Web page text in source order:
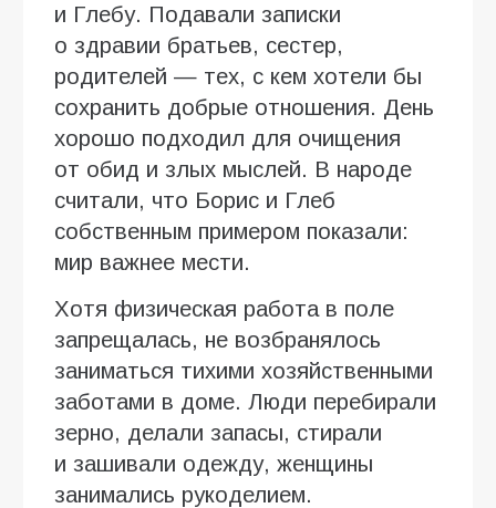
и Глебу. Подавали записки
о здравии братьев, сестер,
родителей — тех, с кем хотели бы
сохранить добрые отношения. День
хорошо подходил для очищения
от обид и злых мыслей. В народе
считали, что Борис и Глеб
собственным примером показали:
мир важнее мести.
Хотя физическая работа в поле
запрещалась, не возбранялось
заниматься тихими хозяйственными
заботами в доме. Люди перебирали
зерно, делали запасы, стирали
и зашивали одежду, женщины
занимались рукоделием.